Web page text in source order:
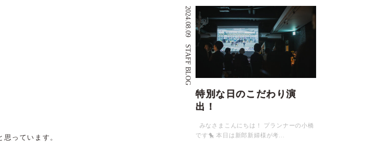
っています。
特別な日のこだわり演
出！
2024.08.09
STAFF BLOG
みなさまこんにちは！ プランナーの小橋
です🐤 本日は新郎新婦様が考...